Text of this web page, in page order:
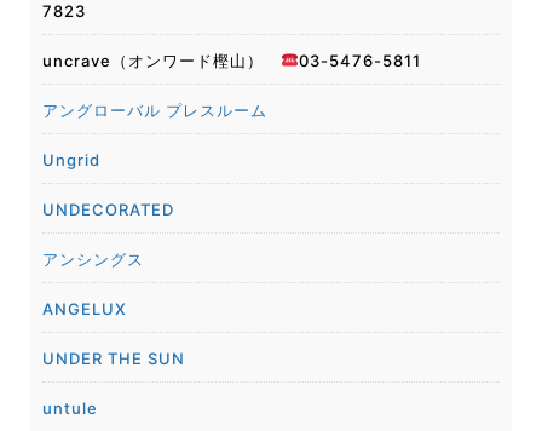
7823
uncrave（オンワード樫山） 03-5476-5811
アングローバル プレスルーム
Ungrid
UNDECORATED
アンシングス
ANGELUX
UNDER THE SUN
untule